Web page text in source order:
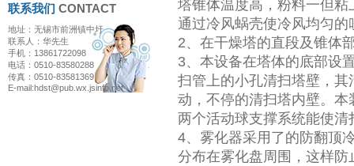
联系我们 CONTACT
地址：无锡市前洲镇中圩
联系人：华先生
手机：13861722098
电话：0510-83580288
传真：0510-83581369
E-mail:hdst@pub.wx.jsinfo.net
塔锥体温度高，粉料一但
通过冷风蜗壳使冷风均匀
2、在干燥塔的直段及锥体
3、本设备在塔体的底部设
扫管上的小孔清扫塔壁，
动，不停的清扫塔内壁。
两个活动球支撑系统能使清
4、雾化器采用了的防翻顶
分布在雾化盘周围，这样